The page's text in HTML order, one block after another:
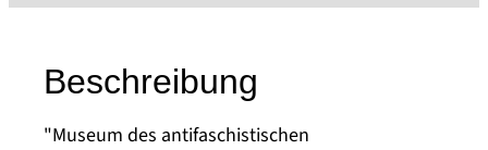
Beschreibung
"Museum des antifaschistischen